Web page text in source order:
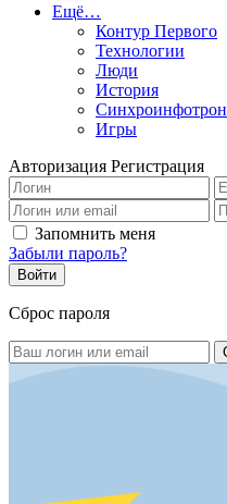
Ещё…
Контур Первого
Технологии
Люди
История
Синхроинфотрон
Игры
Авторизация Регистрация
Запомнить меня
Забыли пароль?
Сброс пароля